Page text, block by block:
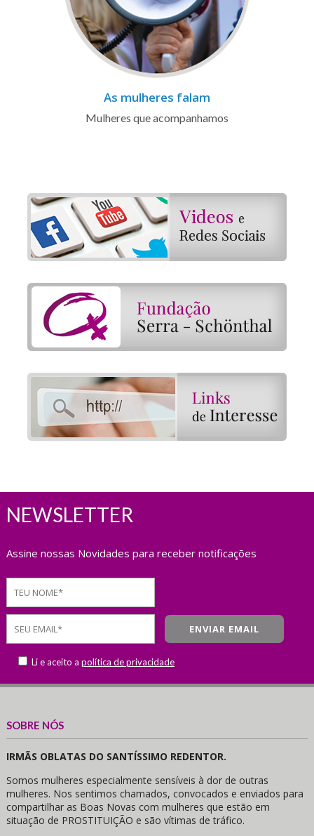
As mulheres falam
Mulheres que acompanhamos
NEWSLETTER
Assine nossas Novidades para receber notificações
Li e aceito a política de privacidade
SOBRE NÓS
IRMÃS OBLATAS DO SANTÍSSIMO REDENTOR.
Somos mulheres especialmente sensíveis à dor de outras
mulheres. Nos sentimos chamados, convocados e enviados para
compartilhar as Boas Novas com mulheres que estão em
situação de PROSTITUIÇÃO e são vítimas de tráfico.